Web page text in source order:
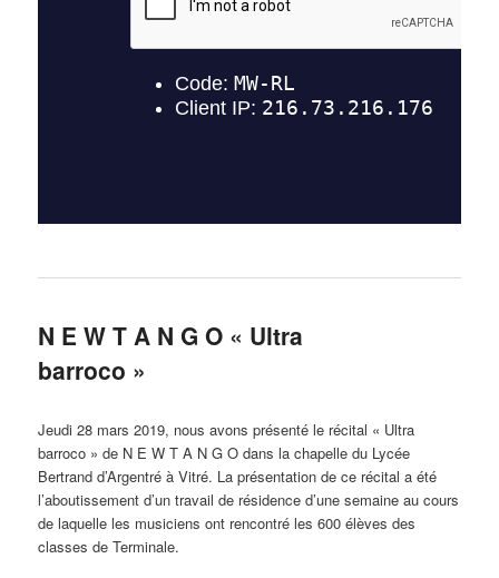
N E W T A N G O « Ultra
barroco »
Jeudi 28 mars 2019, nous avons présenté le récital « Ultra
barroco » de N E W T A N G O dans la chapelle du Lycée
Bertrand d’Argentré à Vitré. La présentation de ce récital a été
l’aboutissement d’un travail de résidence d’une semaine au cours
de laquelle les musiciens ont rencontré les 600 élèves des
classes de Terminale.